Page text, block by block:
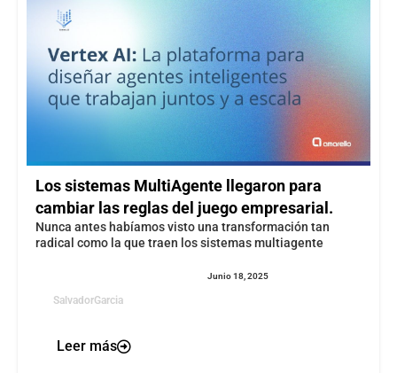
Los sistemas MultiAgente llegaron para
cambiar las reglas del juego empresarial.
Nunca antes habíamos visto una transformación tan
radical como la que traen los sistemas multiagente
SalvadorGarcia
Junio 18, 2025
Leer más